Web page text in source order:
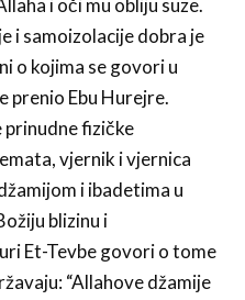
i oči mu obliju suze.
i samoizolacije dobra je
o kojima se govori u
prenio Ebu Hurejre.
prinudne fizičke
vjernik i vjernica
i ibadetima u
blizinu i
Et-Tevbe govori o tome
“Allahove džamije